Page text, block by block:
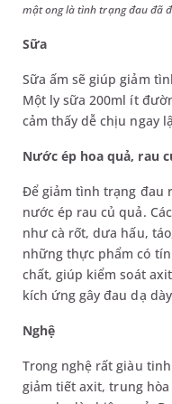
mật ong là tình trạng đau đã
Sữa
Sữa ấm sẽ giúp giảm
Một ly sữa 200ml ít
cảm thấy dễ chịu ngay
Nước ép hoa quả, rau
Để giảm tình trạng đau
nước ép rau củ quả.
như cà rốt, dưa hấu,
những thực phẩm có
chất, giúp kiểm soát
kích ứng gây đau dạ
Nghệ
Trong nghệ rất giàu
giảm tiết axit, trung